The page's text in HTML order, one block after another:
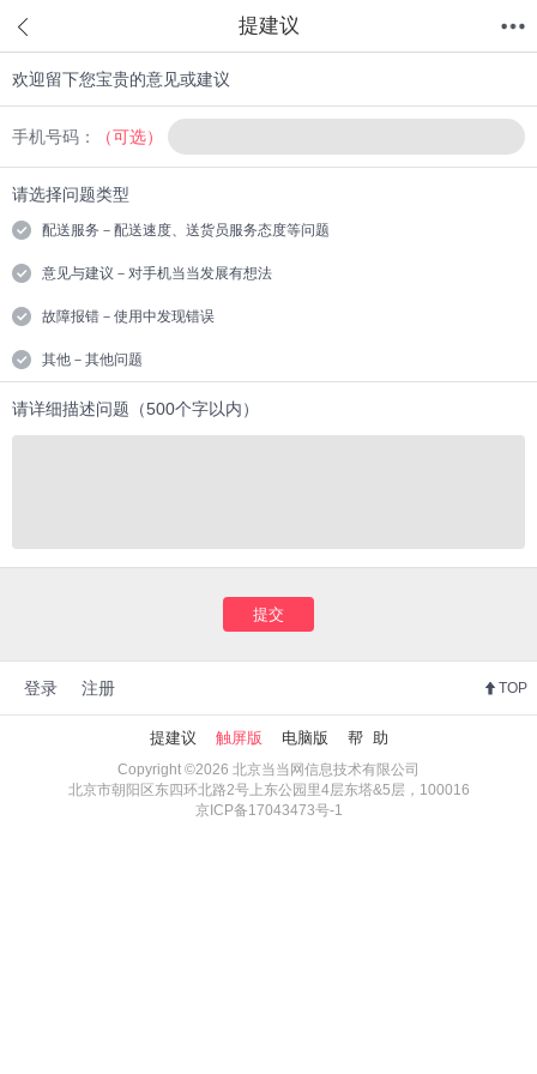
提建议
欢迎留下您宝贵的意见或建议
手机号码： （可选）
请选择问题类型
配送服务－配送速度、送货员服务态度等问题
意见与建议－对手机当当发展有想法
故障报错－使用中发现错误
其他－其他问题
请详细描述问题（500个字以内）
提交
登录 注册 TOP
提建议 触屏版 电脑版 帮 助
Copyright ©2026 北京当当网信息技术有限公司
北京市朝阳区东四环北路2号上东公园里4层东塔&5层，100016
京ICP备17043473号-1